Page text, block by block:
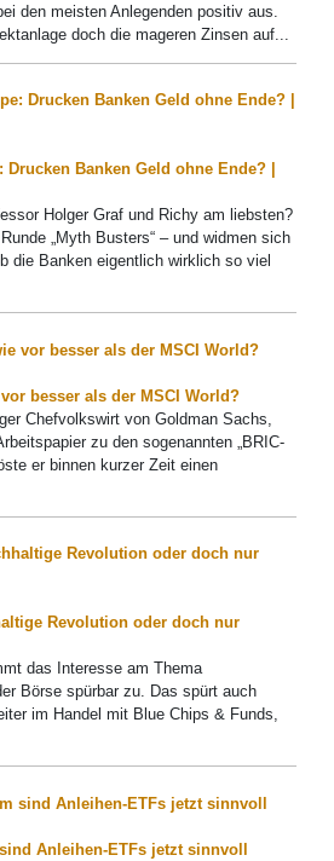
den meisten Anlegenden positiv aus.
doch die mageren Zinsen auf...
Banken Geld ohne Ende? |
Holger Graf und Richy am liebsten?
„Myth Busters“ – und widmen sich
die Banken eigentlich wirklich so viel
besser als der MSCI World?
Chefvolkswirt von Goldman Sachs,
zu den sogenannten „BRIC-
er binnen kurzer Zeit einen
Revolution oder doch nur
das Interesse am Thema
Börse spürbar zu. Das spürt auch
im Handel mit Blue Chips & Funds,
Anleihen-ETFs jetzt sinnvoll